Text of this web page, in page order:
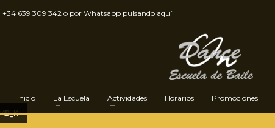
+34 639 309 342 o por Whatsapp pulsando aquí
Inicio La Escuela Actividades Horarios Promociones